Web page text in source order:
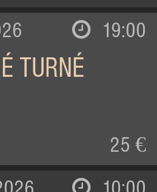
19:00
TURNÉ
25 €